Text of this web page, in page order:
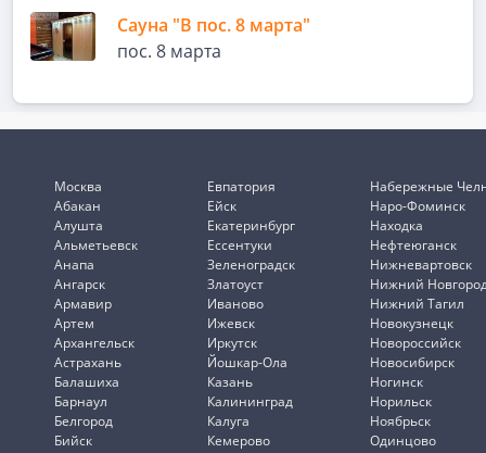
Сауна "В пос. 8 марта"
пос. 8 марта
Москва
Абакан
Алушта
Альметьевск
Анапа
Ангарск
Армавир
Артем
Архангельск
Астрахань
Балашиха
Барнаул
Белгород
Бийск
Евпатория
Ейск
Екатеринбург
Ессентуки
Зеленоградск
Златоуст
Иваново
Ижевск
Иркутск
Йошкар-Ола
Казань
Калининград
Калуга
Кемерово
Набережные
Наро-Фоминск
Находка
Нефтеюганск
Нижневартовск
Нижний
Нижний Тагил
Новокузнецк
Новороссийск
Новосибирск
Ногинск
Норильск
Ноябрьск
Одинцово